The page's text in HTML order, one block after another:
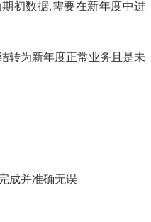
初数据,需要在新年度中进
转为新年度正常业务且是未
成并准确无误